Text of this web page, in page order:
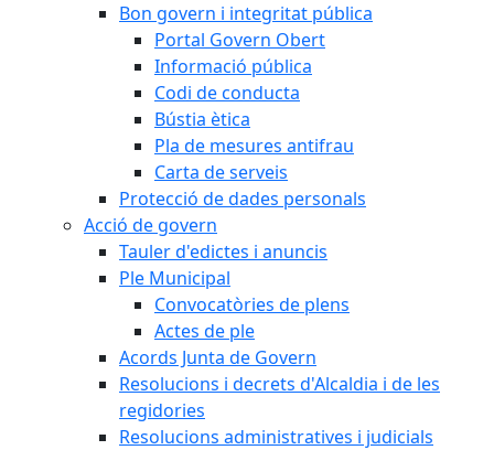
Bon govern i integritat pública
Portal Govern Obert
Informació pública
Codi de conducta
Bústia ètica
Pla de mesures antifrau
Carta de serveis
Protecció de dades personals
Acció de govern
Tauler d'edictes i anuncis
Ple Municipal
Convocatòries de plens
Actes de ple
Acords Junta de Govern
Resolucions i decrets d'Alcaldia i de les
regidories
Resolucions administratives i judicials